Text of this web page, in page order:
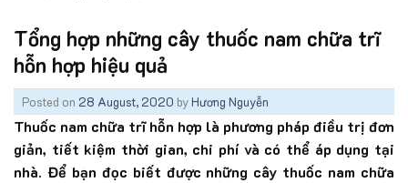
Tổng hợp những cây thuốc nam chữa trĩ
hỗn hợp hiệu quả
Posted on 28 August, 2020 byHương Nguyễn
Thuốc nam chữa trĩ hỗn hợp là phương pháp điều trị đơn
giản, tiết kiệm thời gian, chi phí và có thể áp dụng tại
nhà. Để bạn đọc biết được những cây thuốc nam chữa